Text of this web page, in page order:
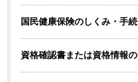
国民健康保険のしくみ・手続
資格確認書または資格情報の